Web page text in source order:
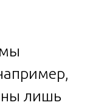
лишь